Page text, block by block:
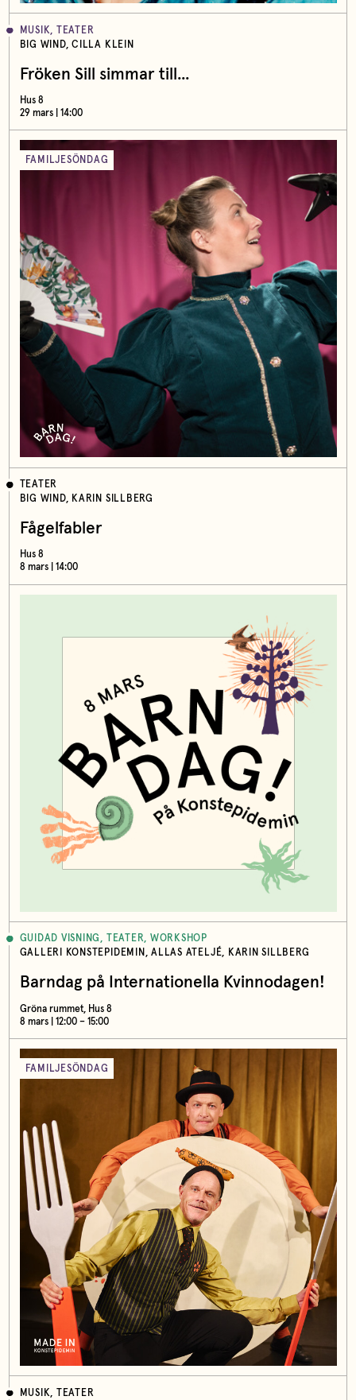
MUSIK, TEATER
BIG WIND, CILLA KLEIN
Fröken Sill simmar till...
Hus 8
29 mars | 14:00
FAMILJESÖNDAG
TEATER
BIG WIND, KARIN SILLBERG
Fågelfabler
Hus 8
8 mars | 14:00
GUIDAD VISNING, TEATER, WORKSHOP
GALLERI KONSTEPIDEMIN, ALLAS ATELJÉ, KARIN SILLBERG
Barndag på Internationella Kvinnodagen!
Gröna rummet, Hus 8
8 mars | 12:00 – 15:00
FAMILJESÖNDAG
MUSIK, TEATER